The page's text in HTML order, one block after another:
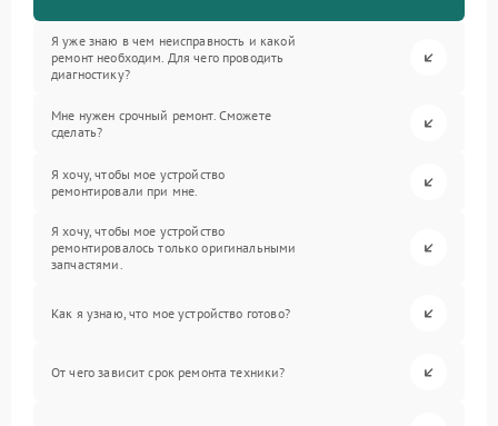
Я уже знаю в чем неисправность и какой
ремонт необходим. Для чего проводить
диагностику?
Мне нужен срочный ремонт. Сможете
сделать?
Я хочу, чтобы мое устройство
ремонтировали при мне.
Я хочу, чтобы мое устройство
ремонтировалось только оригинальными
запчастями.
Как я узнаю, что мое устройство готово?
От чего зависит срок ремонта техники?